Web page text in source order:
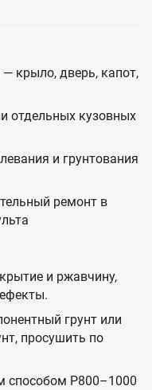
крыло, дверь, капот,
отдельных кузовных
и грунтования
ремонт в
и ржавчину,
грунт или
просушить по
способом P800–1000